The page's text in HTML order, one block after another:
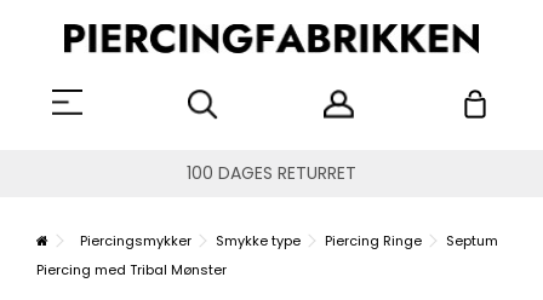
100 DAGES RETURRET
Piercingsmykker Smykke type Piercing Ringe
Septum
Piercing med Tribal Mønster